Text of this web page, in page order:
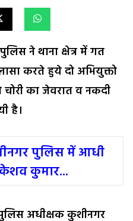
ने थाना क्षेत्र में गत
करते हुये दो अभियुक्तो
का जेवरात व नकदी
है।
पुलिस में आधी
कुमार...
अधीक्षक कुशीनगर